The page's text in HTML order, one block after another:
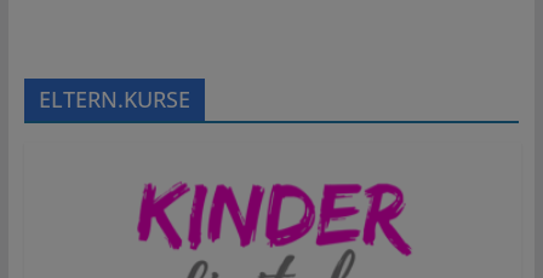
ELTERN.KURSE